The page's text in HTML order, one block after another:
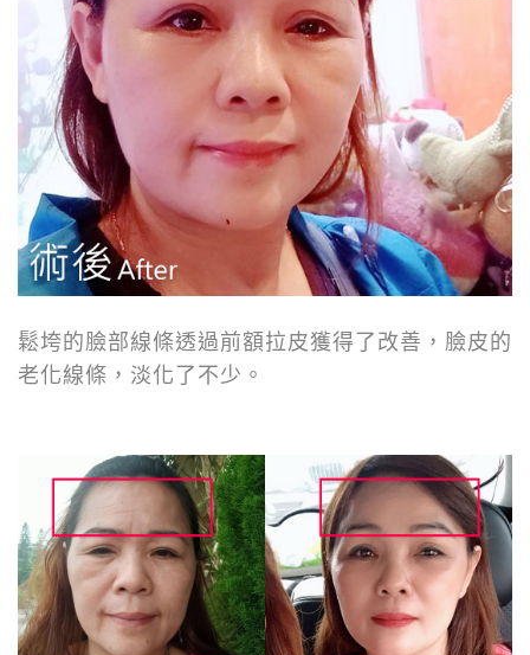
鬆垮的臉部線條透過前額拉皮獲得了改善，臉皮的
老化線條，淡化了不少。